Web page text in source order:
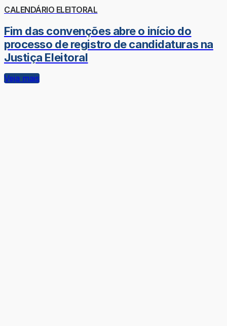
CALENDÁRIO ELEITORAL
Fim das convenções abre o início do
processo de registro de candidaturas na
Justiça Eleitoral
Veja mais